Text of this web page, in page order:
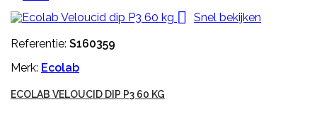

Snel bekijken
Referentie: S160359
Merk: Ecolab
ECOLAB VELOUCID DIP P3 60 KG